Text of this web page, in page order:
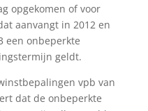
opgekomen of voor
aanvangt in 2012 en
een onbeperkte
geldt.
vpb van
dat de onbeperkte